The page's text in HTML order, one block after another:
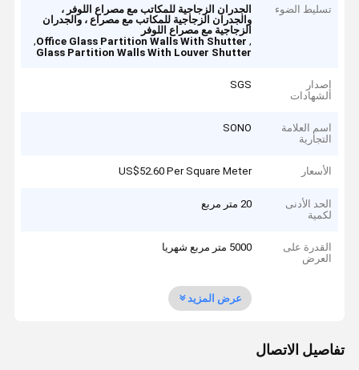
تسليط الضوء
الجدران الزجاجية للمكاتب مع مصراع اللوفر ،
والجدران الزجاجية للمكاتب مع مصراع ، والجدران
الزجاجية مع مصراع اللوفر
,
Office Glass Partition Walls With Shutter
,
Glass Partition Walls With Louver Shutter
إصدار
الشهادات
SGS
اسم العلامة
التجارية
SONO
الأسعار US$52.60 Per Square Meter
الحد الأدنى
لكمية
20 متر مربع
القدرة على
العرض
5000 متر مربع شهريا
عرض المزيد
تفاصيل الاتصال